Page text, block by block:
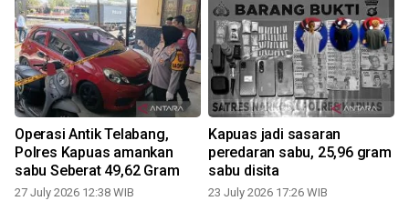
Operasi Antik Telabang,
Polres Kapuas amankan
sabu Seberat 49,62 Gram
27 July 2026 12:38 WIB
Kapuas jadi sasaran
peredaran sabu, 25,96 gram
sabu disita
23 July 2026 17:26 WIB